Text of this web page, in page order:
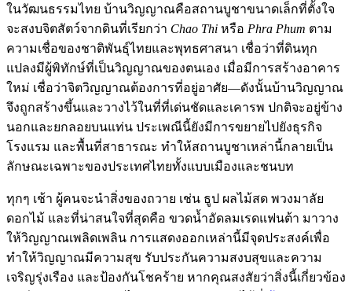
ในวัฒนธรรมไทย บ้านวิญญาณคือสถานบูชาขนาดเล็กที่ตั้งใจ
จะสงบจิตสัตว์จากดินที่เรียกว่า Chao Thi หรือ Phra Phum ตาม
ความเชื่อของชาติพันธุ์ไทยและพุทธศาสนา เชื่อว่าที่ดินทุก
แปลงมีผู้พิทักษ์ที่เป็นวิญญาณของตนเอง เมื่อมีการสร้างอาคาร
ใหม่ เชื่อว่าจิตวิญญาณต้องการที่อยู่อาศัย—ดังนั้นบ้านวิญญาณ
จึงถูกสร้างขึ้นและวางไว้ในที่ที่เด่นชัดและเคารพ ปกติจะอยู่ข้าง
นอกและยกลอยบนแท่น ประเพณีนี้ยังมีการขยายไปยังธุรกิจ
โรงแรม และพื้นที่สาธารณะ ทำให้สถานบูชาเหล่านี้กลายเป็น
ลักษณะเฉพาะของประเทศไทยทั้งแบบเมืองและชนบท
ทุกๆ เช้า ผู้คนจะนำสิ่งของถวาย เช่น ธูป ผลไม้สด พวงมาลัย
ดอกไม้ และที่น่าสนใจที่สุดคือ ขวดน้ำอัดลมเรดแฟนต้า มาวาง
ให้วิญญาณเพลิดเพลิน การแสดงออกเหล่านี้มีจุดประสงค์เพื่อ
ทำให้วิญญาณมีความสุข รับประกันความสงบสุขและความ
เจริญรุ่งเรือง และป้องกันโชคร้าย หากคุณสงสัยว่าสิ่งนี้เกี่ยวข้อง